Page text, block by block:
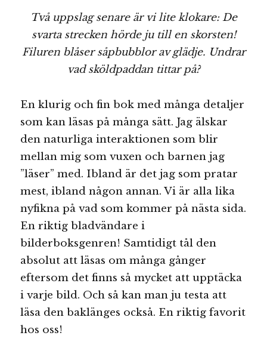
Två uppslag senare är vi lite klokare: De
svarta strecken hörde ju till en skorsten!
Filuren blåser såpbubblor av glädje. Undrar
vad sköldpaddan tittar på?
En klurig och fin bok med många detaljer
som kan läsas på många sätt. Jag älskar
den naturliga interaktionen som blir
mellan mig som vuxen och barnen jag
”läser” med. Ibland är det jag som pratar
mest, ibland någon annan. Vi är alla lika
nyfikna på vad som kommer på nästa sida.
En riktig bladvändare i
bilderboksgenren! Samtidigt tål den
absolut att läsas om många gånger
eftersom det finns så mycket att upptäcka
i varje bild. Och så kan man ju testa att
läsa den baklänges också. En riktig favorit
hos oss!